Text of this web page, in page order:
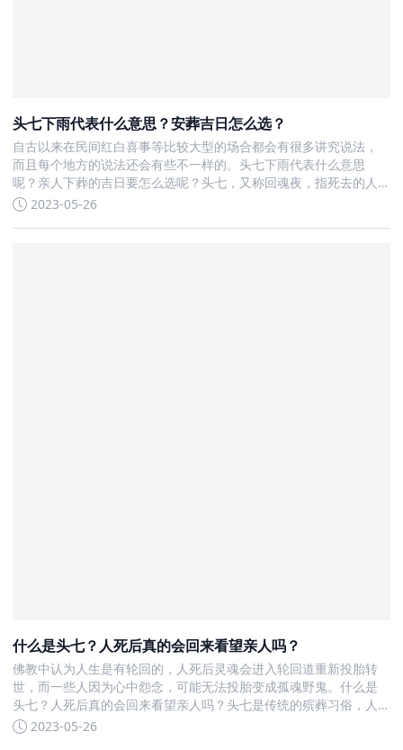
头七下雨代表什么意思？安葬吉日怎么选？
自古以来在民间红白喜事等比较大型的场合都会有很多讲究说法，
而且每个地方的说法还会有些不一样的。头七下雨代表什么意思
呢？亲人下葬的吉日要怎么选呢？头七，又称回魂夜，指死去的人
的魂魄在七天内会再次回到以前居住过的房子，一起来了解更多精
2023-05-26
什么是头七？人死后真的会回来看望亲人吗？
佛教中认为人生是有轮回的，人死后灵魂会进入轮回道重新投胎转
世，而一些人因为心中怨念，可能无法投胎变成孤魂野鬼。什么是
头七？人死后真的会回来看望亲人吗？头七是传统的殡葬习俗，人
们认为人死后会在头七“返家”，因而备受人看重，来了解更多精彩内
2023-05-26